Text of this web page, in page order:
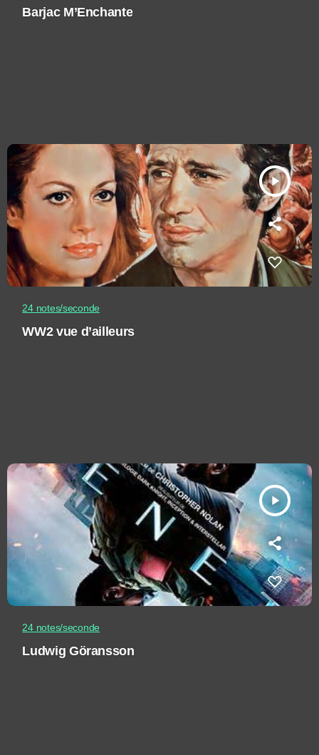
Barjac M’Enchante
play_arrow
24 notes/seconde
WW2 vue d’ailleurs
play_arrow
24 notes/seconde
Ludwig Göransson